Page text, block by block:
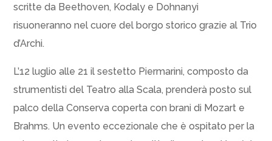
scritte da Beethoven, Kodaly e Dohnanyi
risuoneranno nel cuore del borgo storico grazie al Trio
d’Archi.
L’12 luglio alle 21 il sestetto Piermarini, composto da
strumentisti del Teatro alla Scala, prenderà posto sul
palco della Conserva coperta con brani di Mozart e
Brahms. Un evento eccezionale che è ospitato per la